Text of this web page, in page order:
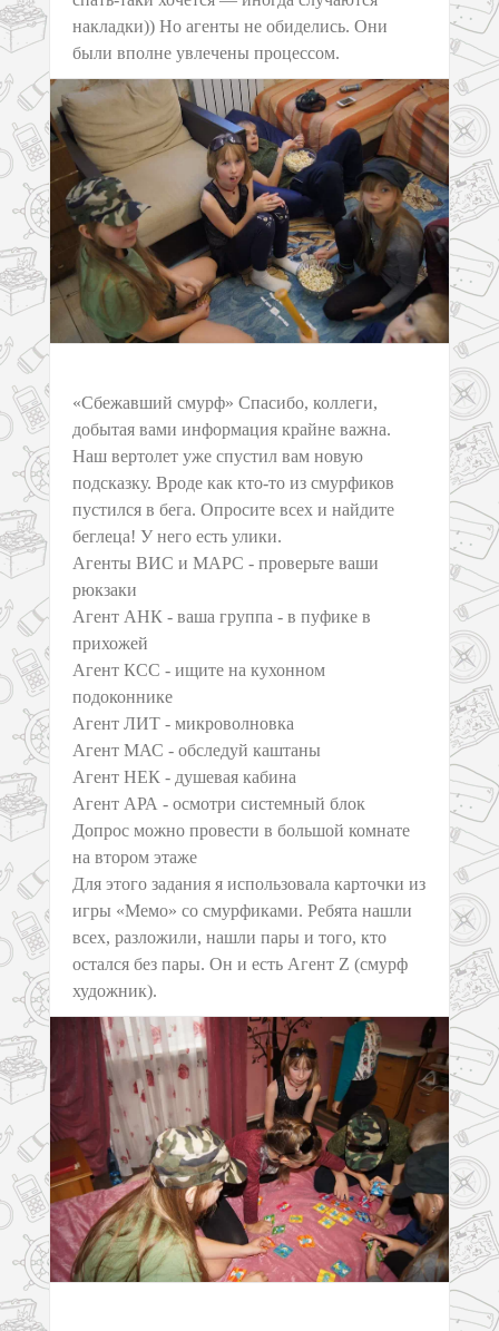
накладки)) Но агенты не обиделись. Они
были вполне увлечены процессом.
«Сбежавший смурф» Спасибо, коллеги,
добытая вами информация крайне важна.
Наш вертолет уже спустил вам новую
подсказку. Вроде как кто-то из смурфиков
пустился в бега. Опросите всех и найдите
беглеца! У него есть улики.
Агенты ВИС и МАРС - проверьте ваши
рюкзаки
Агент АНК - ваша группа - в пуфике в
прихожей
Агент КСС - ищите на кухонном
подоконнике
Агент ЛИТ - микроволновка
Агент МАС - обследуй каштаны
Агент НЕК - душевая кабина
Агент АРА - осмотри системный блок
Допрос можно провести в большой комнате
на втором этаже
Для этого задания я использовала карточки из
игры «Мемо» со смурфиками. Ребята нашли
всех, разложили, нашли пары и того, кто
остался без пары. Он и есть Агент Z (смурф
художник).